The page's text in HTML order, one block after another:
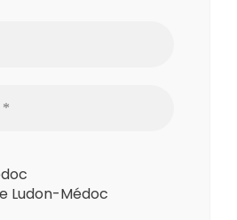
Ludon-Médoc